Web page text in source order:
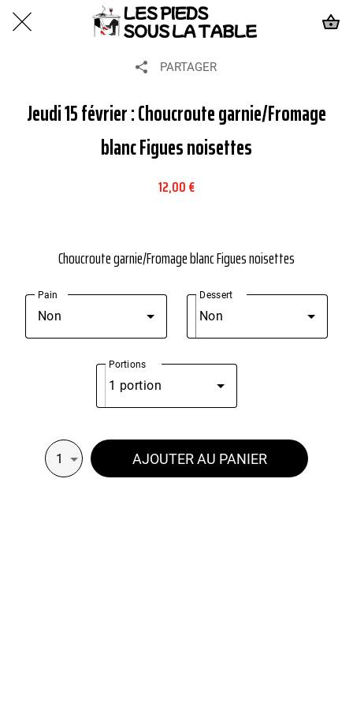
PARTAGER
Jeudi 15 février : Choucroute garnie/Fromage
blanc Figues noisettes
12,00 €
Choucroute garnie/Fromage blanc Figues noisettes
Pain
Non
Dessert
Non
Portions
1 portion
1 AJOUTER AU PANIER